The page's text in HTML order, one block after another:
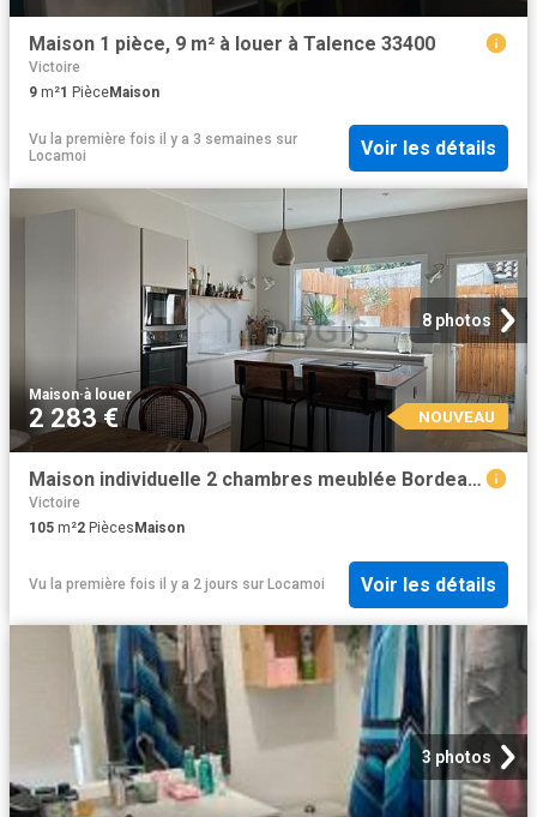
Maison 1 pièce, 9 m² à louer à Talence 33400
Victoire
9 m²1 PièceMaison
Vu la première fois il y a 3 semaines sur
Locamoi
Voir les détails
8 photos
Maison·à louer
2 283 € NOUVEAU
Maison individuelle 2 chambres meublée Bordeaux 33800
Victoire
105 m²2 Pièces Maison
Vu la première fois il y a 2 jours sur Locamoi Voir les détails
3 photos